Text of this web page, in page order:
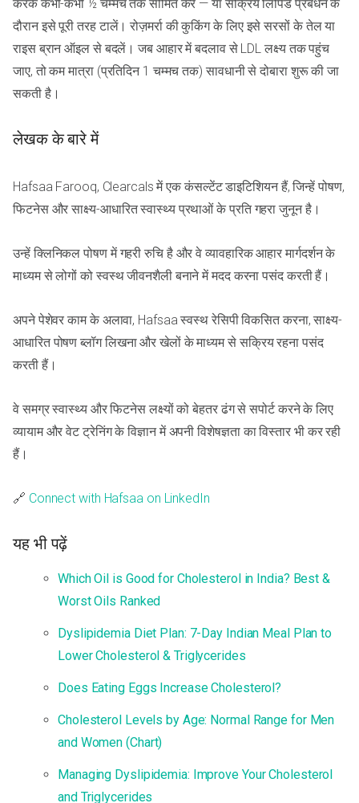
करके कभी-कभी ½ चम्मच तक सीमित करें — या सक्रिय लिपिड प्रबंधन के
दौरान इसे पूरी तरह टालें। रोज़मर्रा की कुकिंग के लिए इसे सरसों के तेल या
राइस ब्रान ऑइल से बदलें। जब आहार में बदलाव से LDL लक्ष्य तक पहुंच
जाए, तो कम मात्रा (प्रतिदिन 1 चम्मच तक) सावधानी से दोबारा शुरू की जा
सकती है।
लेखक के बारे में
Hafsaa Farooq, Clearcals में एक कंसल्टेंट डाइटिशियन हैं, जिन्हें पोषण,
फिटनेस और साक्ष्य-आधारित स्वास्थ्य प्रथाओं के प्रति गहरा जुनून है।
उन्हें क्लिनिकल पोषण में गहरी रुचि है और वे व्यावहारिक आहार मार्गदर्शन के
माध्यम से लोगों को स्वस्थ जीवनशैली बनाने में मदद करना पसंद करती हैं।
अपने पेशेवर काम के अलावा, Hafsaa स्वस्थ रेसिपी विकसित करना, साक्ष्य-
आधारित पोषण ब्लॉग लिखना और खेलों के माध्यम से सक्रिय रहना पसंद
करती हैं।
वे समग्र स्वास्थ्य और फिटनेस लक्ष्यों को बेहतर ढंग से सपोर्ट करने के लिए
व्यायाम और वेट ट्रेनिंग के विज्ञान में अपनी विशेषज्ञता का विस्तार भी कर रही
हैं।
🔗 Connect with Hafsaa on LinkedIn
यह भी पढ़ें
Which Oil is Good for Cholesterol in India? Best &
Worst Oils Ranked
Dyslipidemia Diet Plan: 7-Day Indian Meal Plan to
Lower Cholesterol & Triglycerides
Does Eating Eggs Increase Cholesterol?
Cholesterol Levels by Age: Normal Range for Men
and Women (Chart)
Managing Dyslipidemia: Improve Your Cholesterol
and Triglycerides